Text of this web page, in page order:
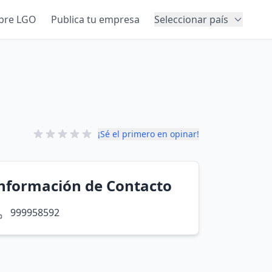
LGO Publica tu empresa Seleccionar país
¡Sé el primero en opinar!
de Contacto
999958592